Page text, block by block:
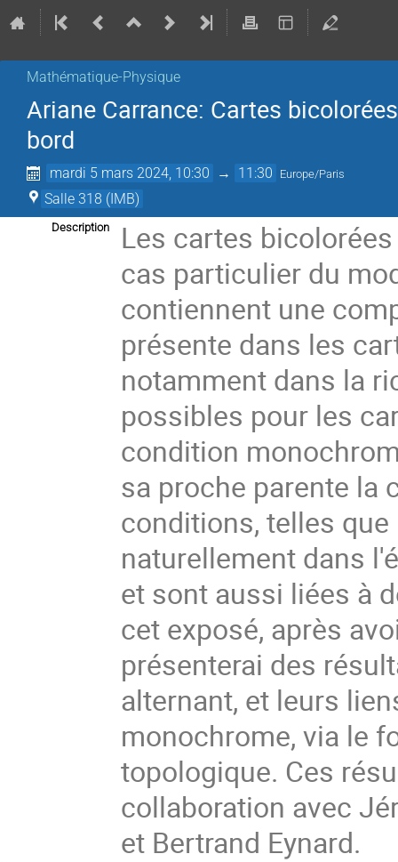
Mathématique-Physique
Ariane Carrance: Cartes
bord
mardi 5 mars 2024, 10:30 → 11:30 Europe/Paris
Salle 318 (IMB)
Description
Les cartes
cas particulier du
contiennent une
présente dans les
notamment dans la
possibles pour les
condition
sa proche parente la
conditions, telles
naturellement dans
et sont aussi liées à
cet exposé, après
présenterai des
alternant, et leurs
monochrome, via le
topologique. Ces
collaboration avec
et Bertrand Eynard.